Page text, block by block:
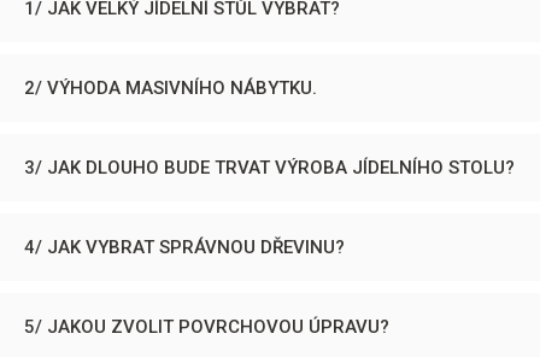
1/ JAK VELKÝ JÍDELNÍ STŮL VYBRAT?
2/ VÝHODA MASIVNÍHO NÁBYTKU.
3/ JAK DLOUHO BUDE TRVAT VÝROBA JÍDELNÍHO STOLU?
4/ JAK VYBRAT SPRÁVNOU DŘEVINU?
5/ JAKOU ZVOLIT POVRCHOVOU ÚPRAVU?